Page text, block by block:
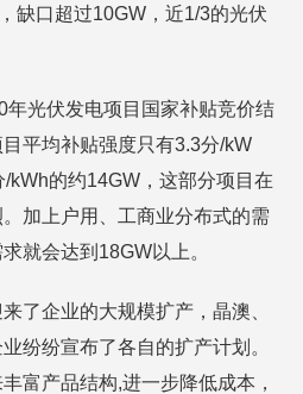
缺口超过10GW，近1/3的光伏
年光伏发电项目国家补贴竞价结
平均补贴强度只有3.3分/kW
kWh的约14GW，这部分项目在
加上户用、工商业分布式的需
就会达到18GW以上。
了企业的大规模扩产，晶澳、
纷纷宣布了各自的扩产计划。
富产品结构,进一步降低成本，